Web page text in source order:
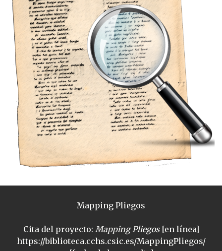
Mapping Pliegos
Cita del proyecto: Mapping Pliegos[en línea]
https://biblioteca.cchs.csic.es/MappingPliegos/